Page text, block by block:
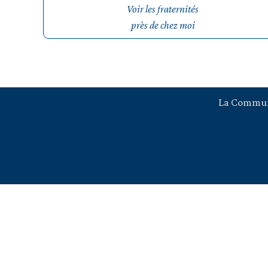
Voir les fraternités
près de chez moi
La